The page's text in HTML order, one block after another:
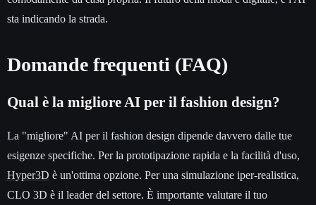
sta indicando la strada.
Domande frequenti (FAQ)
Qual è la migliore AI per il fashion design?
La "migliore" AI per il fashion design dipende davvero dalle tue
esigenze specifiche. Per la prototipazione rapida e la facilità d'uso,
Hyper3D è un'ottima opzione. Per una simulazione iper-realistica,
CLO 3D è il leader del settore. È importante valutare il tuo